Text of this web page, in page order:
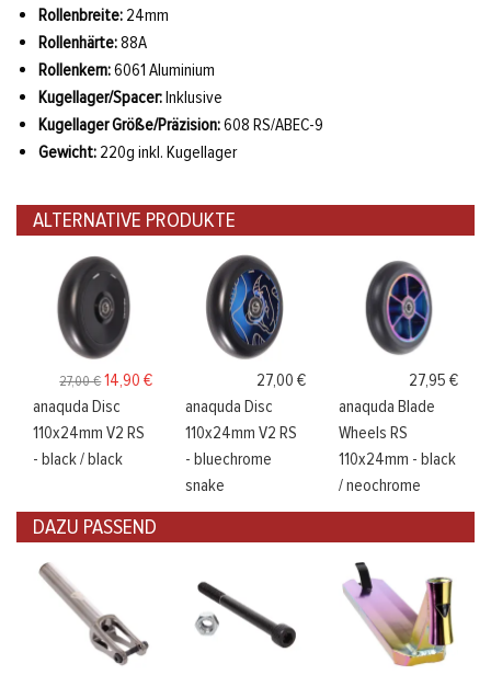
Rollenbreite: 24mm
Rollenhärte:88A
Rollenkern:6061 Aluminium
Kugellager/Spacer:Inklusive
Kugellager Größe/Präzision:608 RS/ABEC-9
Gewicht: 220g inkl. Kugellager
ALTERNATIVE PRODUKTE
27,00 €14,90 €
anaquda Disc
110x24mm V2 RS
- black / black
27,00 €
anaquda Disc
110x24mm V2 RS
- bluechrome
snake
27,95 €
anaquda Blade
Wheels RS
110x24mm - black
/ neochrome
DAZU PASSEND